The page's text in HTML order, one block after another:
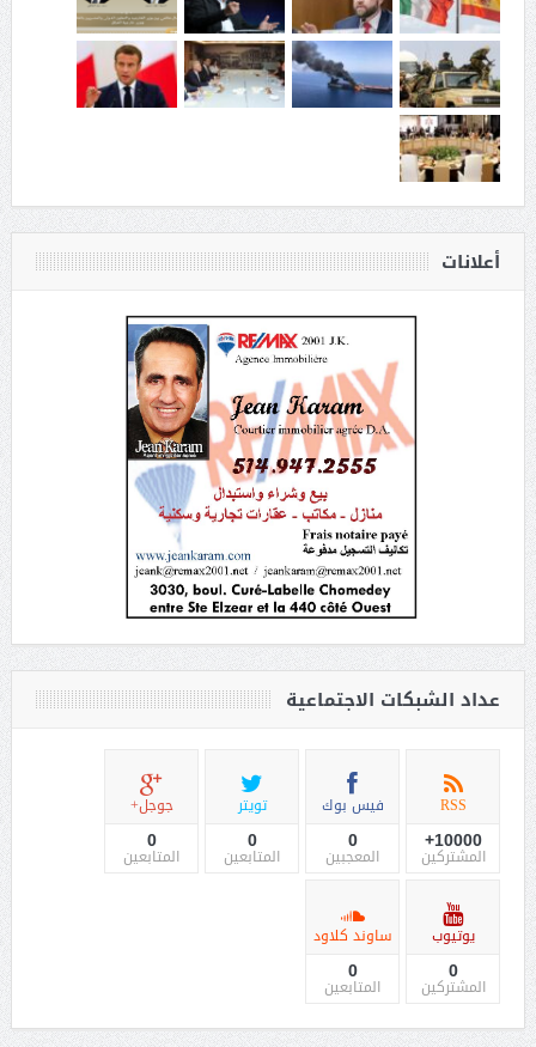
أعلانات
عداد الشبكات الاجتماعية
RSS
10000+
المشتركين
فيس بوك
0
المعجبين
تويتر
0
المتابعين
جوجل+
0
المتابعين
يوتيوب
0
المشتركين
ساوند كلاود
0
المتابعين